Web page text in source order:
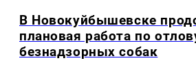
В Новокуйбышевске
плановая работа по
безнадзорных собак